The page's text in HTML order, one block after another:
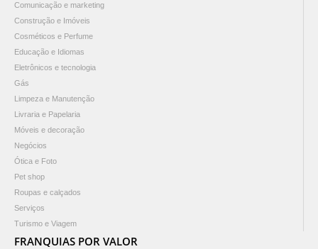
Comunicação e marketing
Construção e Imóveis
Cosméticos e Perfume
Educação e Idiomas
Eletrônicos e tecnologia
Gás
Limpeza e Manutenção
Livraria e Papelaria
Móveis e decoração
Negócios
Ótica e Foto
Pet shop
Roupas e calçados
Serviços
Turismo e Viagem
FRANQUIAS POR VALOR